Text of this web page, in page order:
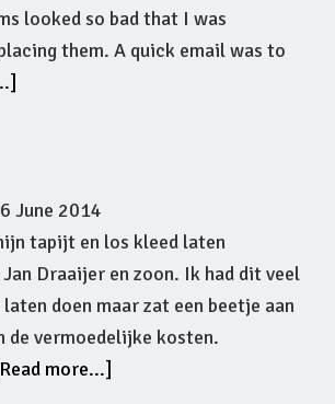
looked so bad that I was
them. A quick email was to
June 2014
tapijt en los kleed laten
Draaijer en zoon. Ik had dit veel
doen maar zat een beetje aan
de vermoedelijke kosten.
more...]